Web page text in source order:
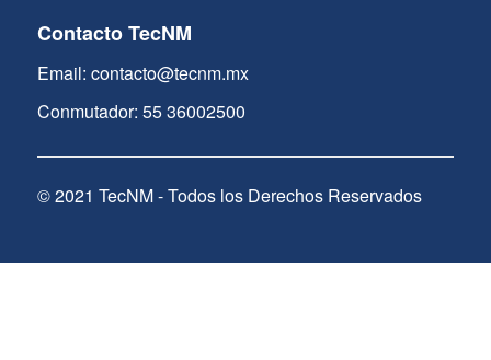
Contacto TecNM
Email: contacto@tecnm.mx
Conmutador: 55 36002500
© 2021 TecNM - Todos los Derechos Reservados